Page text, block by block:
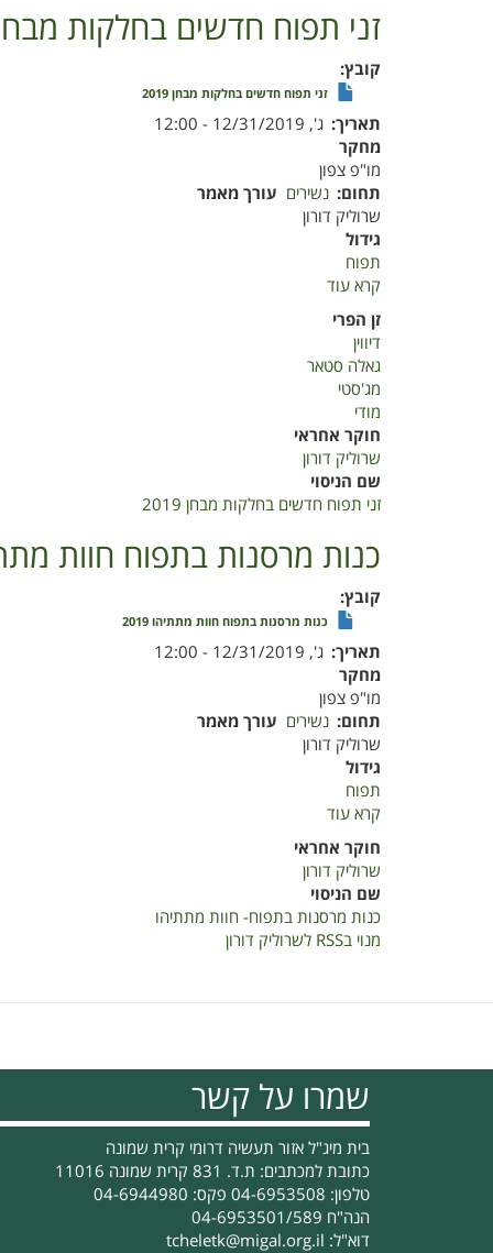
זני תפוח חדשים בחלקות מבחן
קובץ
זני תפוח חדשים בחלקות מבחן 2019
תאריך ג', 12/31/2019 - 12:00
מחקר
מו"פ צפון
תחום נשירים עורך מאמר
שרוליק דורון
גידול
תפוח
קרא עוד
בחלקות
זן הפרי
דיווין
גאלה סטאר
מג'סטי
מודי
חוקר אחראי
שרוליק דורון
שם הניסוי
זני תפוח חדשים בחלקות מבחן 2019
כנות מרסנות בתפוח חוות
קובץ
כנות מרסנות בתפוח חוות מתתיהו 2019
תאריך ג', 12/31/2019 - 12:00
מחקר
מו"פ צפון
תחום נשירים עורך מאמר
שרוליק דורון
גידול
תפוח
קרא עוד
מרסנות
בתפוח
חוות
מתתיהו
2019
חוקר אחראי
שרוליק דורון
שם הניסוי
כנות מרסנות בתפוח- חוות מתתיהו
מנוי בRSS לשרוליק דורון
שמרו על קשר
בית מיג"ל אזור תעשיה דרומי קרית שמונה
כתובת למכתבים: ת.ד. 831 קרית שמונה 11016
טלפון: 04-6953508 פקס: 04-6944980
הנה"ח 04-6953501/589
דוא"ל: tcheletk@migal.org.il